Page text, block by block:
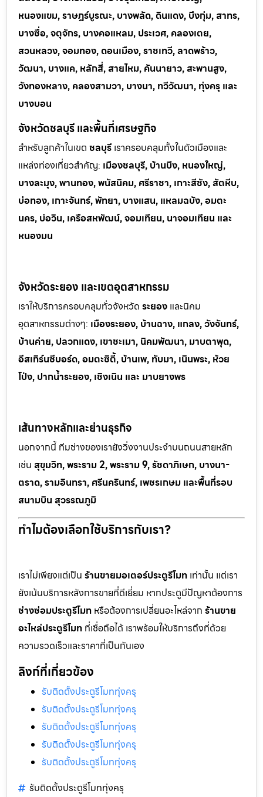
หนองแขม, ราษฎร์บูรณะ, บางพลัด, ดินแดง, บึงกุ่ม, สาทร,
บางซื่อ, จตุจักร, บางคอแหลม, ประเวศ, คลองเตย,
สวนหลวง, จอมทอง, ดอนเมือง, ราชเทวี, ลาดพร้าว,
วัฒนา, บางแค, หลักสี่, สายไหม, คันนายาว, สะพานสูง,
วังทองหลาง, คลองสามวา, บางนา, ทวีวัฒนา, ทุ่งครุ และ
บางบอน
จังหวัดชลบุรี และพื้นที่เศรษฐกิจ
สำหรับลูกค้าในเขต ชลบุรี เราครอบคลุมทั้งในตัวเมืองและ
แหล่งท่องเที่ยวสำคัญ: เมืองชลบุรี, บ้านบึง, หนองใหญ่,
บางละมุง, พานทอง, พนัสนิคม, ศรีราชา, เกาะสีชัง, สัตหีบ,
บ่อทอง, เกาะจันทร์, พัทยา, บางแสน, แหลมฉบัง, อมตะ
นคร, บ่อวิน, เครือสหพัฒน์, จอมเทียน, นาจอมเทียน และ
หนองมน
จังหวัดระยอง และเขตอุตสาหกรรม
เราให้บริการครอบคลุมทั่วจังหวัด ระยอง และนิคม
อุตสาหกรรมต่างๆ: เมืองระยอง, บ้านฉาง, แกลง, วังจันทร์,
บ้านค่าย, ปลวกแดง, เขาชะเมา, นิคมพัฒนา, มาบตาพุด,
อีสเทิร์นซีบอร์ด, อมตะซิตี้, บ้านเพ, ทับมา, เนินพระ, ห้วย
โป่ง, ปากน้ำระยอง, เชิงเนิน และ มาบยางพร
เส้นทางหลักและย่านธุรกิจ
นอกจากนี้ ทีมช่างของเรายังวิ่งงานประจำบนถนนสายหลัก
เช่น สุขุมวิท, พระราม 2, พระราม 9, รัชดาภิเษก, บางนา-
ตราด, รามอินทรา, ศรีนครินทร์, เพชรเกษม และพื้นที่รอบ
สนามบิน สุวรรณภูมิ
ทำไมต้องเลือกใช้บริการกับเรา?
เราไม่เพียงแต่เป็น ร้านขายมอเตอร์ประตูรีโมท เท่านั้น แต่เรา
ยังเน้นบริการหลังการขายที่ดีเยี่ยม หากประตูมีปัญหาต้องการ
ช่างซ่อมประตูรีโมท หรือต้องการเปลี่ยนอะไหล่จาก ร้านขาย
อะไหล่ประตูรีโมท ที่เชื่อถือได้ เราพร้อมให้บริการถึงที่ด้วย
ความรวดเร็วและราคาที่เป็นกันเอง
ลิงก์ที่เกี่ยวข้อง
รับติดตั้งประตูรีโมททุ่งครุ
รับติดตั้งประตูรีโมททุ่งครุ
รับติดตั้งประตูรีโมททุ่งครุ
รับติดตั้งประตูรีโมททุ่งครุ
รับติดตั้งประตูรีโมททุ่งครุ
รับติดตั้งประตูรีโมททุ่งครุ